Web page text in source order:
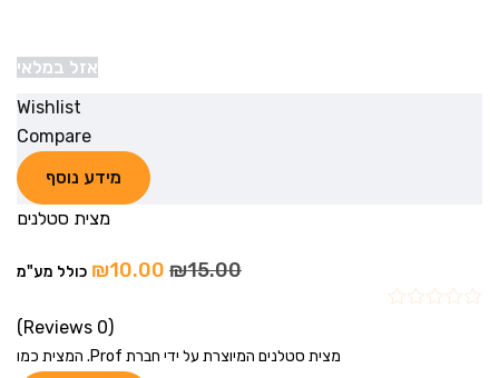
אזל במלאי
Wishlist
Compare
מידע נוסף
מצית סטלנים
₪15.00
₪10.00 כולל מע"מ
(0 Reviews)
מצית סטלנים המיוצרת על ידי חברת Prof. המצית כמו